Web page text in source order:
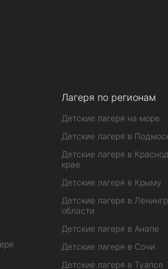
Лагеря по регионам
Детские лагеря на море
Детские лагеря в
Детские лагеря в
крае
Детские лагеря в Крыму
Детские лагеря в
области
Детские лагеря в Анапе
Детские лагеря в Сочи
Детские лагеря в Туапсе